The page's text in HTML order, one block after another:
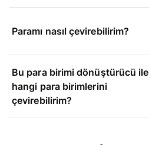
Paramı nasıl çevirebilirim?
Bu para birimi dönüştürücü ile
hangi para birimlerini
çevirebilirim?